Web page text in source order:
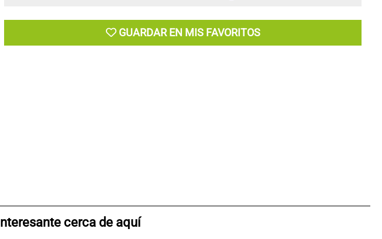
GUARDAR EN MIS FAVORITOS
Interesante cerca de aquí